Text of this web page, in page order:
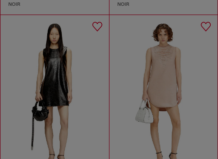
NOIR NOIR